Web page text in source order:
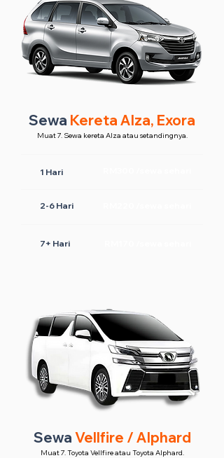
Sewa Kereta Alza, Exora
Muat 7. Sewa kereta Alza atau setandingnya.
1 Hari
2-6 Hari
7+ Hari
Sewa Vellfire / Alphard
Muat 7. Toyota Vellfire atau Toyota Alphard.